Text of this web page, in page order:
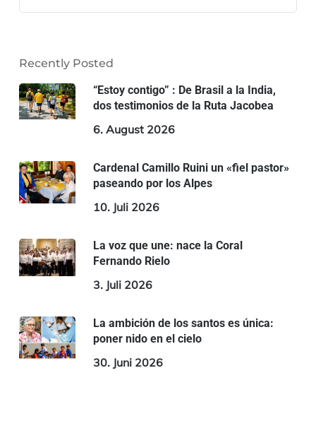
Recently Posted
“Estoy contigo” : De Brasil a la India,
dos testimonios de la Ruta Jacobea
6. August 2026
Cardenal Camillo Ruini un «fiel pastor»
paseando por los Alpes
10. Juli 2026
La voz que une: nace la Coral
Fernando Rielo
3. Juli 2026
La ambición de los santos es única:
poner nido en el cielo
30. Juni 2026